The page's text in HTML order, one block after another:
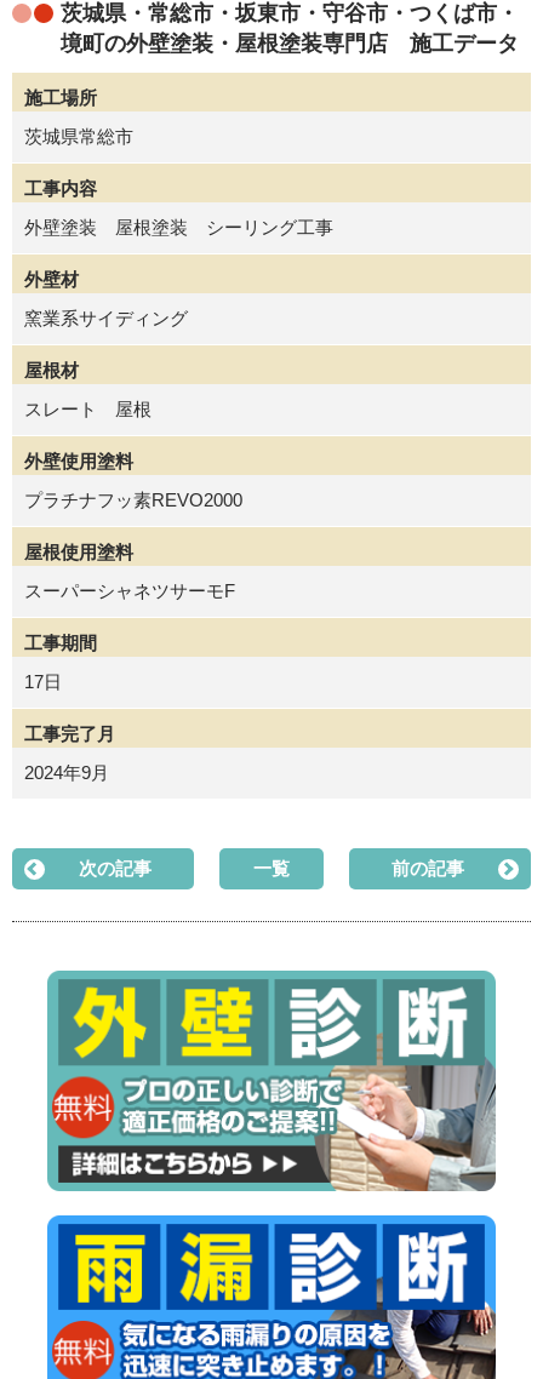
茨城県・常総市・坂東市・守谷市・つくば市・
境町の外壁塗装・屋根塗装専門店 施工データ
施工場所
茨城県常総市
工事内容
外壁塗装 屋根塗装 シーリング工事
外壁材
窯業系サイディング
屋根材
スレート 屋根
外壁使用塗料
プラチナフッ素REVO2000
屋根使用塗料
スーパーシャネツサーモF
工事期間
17日
工事完了月
2024年9月
次の記事 一覧 前の記事